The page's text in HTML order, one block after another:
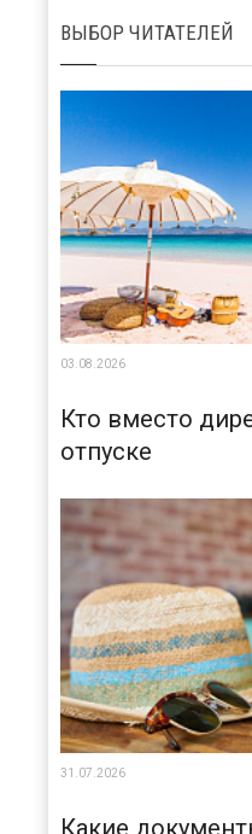
ВЫБОР ЧИТАТЕЛЕЙ
03.08.2026
Кто вместо
отпуске
31.07.2026
Какие